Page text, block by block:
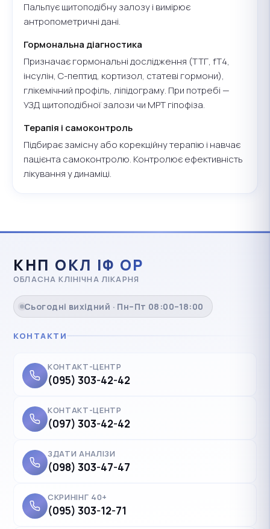
Пальпує щитоподібну залозу і вимірює
антропометричні дані.
Гормональна діагностика
Призначає гормональні дослідження (ТТГ, fT4,
інсулін, С-пептид, кортизол, статеві гормони),
глікемічний профіль, ліпідограму. При потребі —
УЗД щитоподібної залози чи МРТ гіпофіза.
Терапія і самоконтроль
Підбирає замісну або корекційну терапію і навчає
пацієнта самоконтролю. Контролює ефективність
лікування у динаміці.
КНП ОКЛ ІФ ОР
ОБЛАСНА КЛІНІЧНА ЛІКАРНЯ
Сьогодні вихідний · Пн–Пт 08:00–18:00
КОНТАКТИ
КОНТАКТ-ЦЕНТР
(095) 303-42-42
КОНТАКТ-ЦЕНТР
(097) 303-42-42
ЗДАТИ АНАЛІЗИ
(098) 303-47-47
СКРИНІНГ 40+
(095) 303-12-71